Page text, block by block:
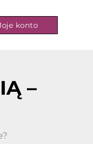
konto
–